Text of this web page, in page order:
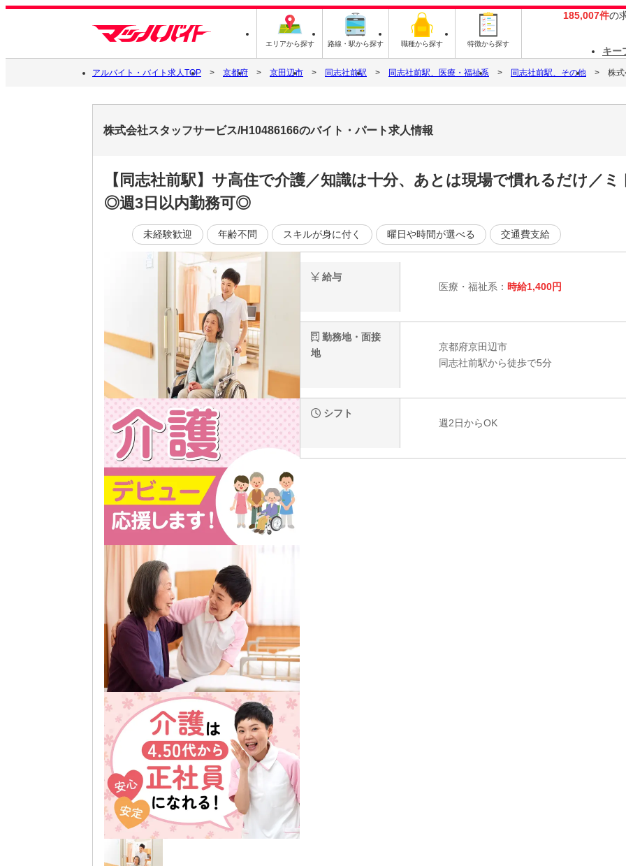
エリアから探す 路線・駅から探す 職種から探す 特徴から探す
185,007件の
キー
アルバイト・バイト求人TOP 京都府 京田辺市 同志社前駅 同志社前駅、医療・福祉系 同志社前駅、その他 株
株式会社スタッフサービス/H10486166のバイト・パート求人情報
【同志社前駅】サ高住で介護／知識は十分、あとは現場で慣れるだけ／
◎週3日以内勤務可◎
未経験歓迎 年齢不問 スキルが身に付く 曜日や時間が選べる 交通費支給
給与
医療・福祉系： 時給1,400円
勤務地・面接
地
京都府京田辺市
同志社前駅から徒歩で5分
シフト
週2日からOK